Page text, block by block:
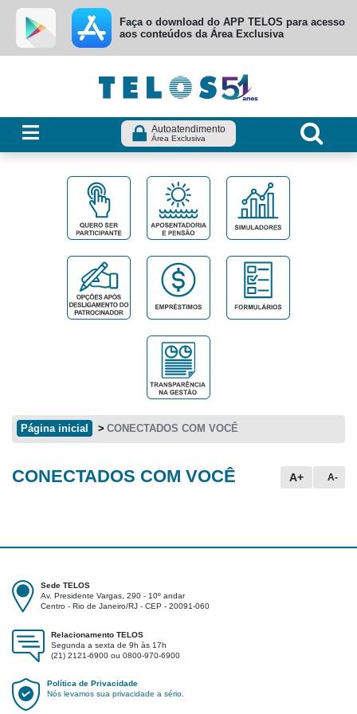
Ir para menu principal
Ir para conteúdo
Ir para busca
Faça o download do APP TELOS para acesso
aos conteúdos da Área Exclusiva
Autoatendimento
Área Exclusiva
Página inicial CONECTADOS COM VOCÊ
Conteúdo principal
CONECTADOS COM VOCÊ A+ A-
Sede TELOS
Av. Presidente Vargas, 290 - 10º andar
Centro - Rio de Janeiro/RJ - CEP - 20091-060
Relacionamento TELOS
Segunda a sexta de 9h às 17h
(21) 2121-6900 ou 0800-970-6900
Política de Privacidade
Nós levamos sua privacidade a sério.